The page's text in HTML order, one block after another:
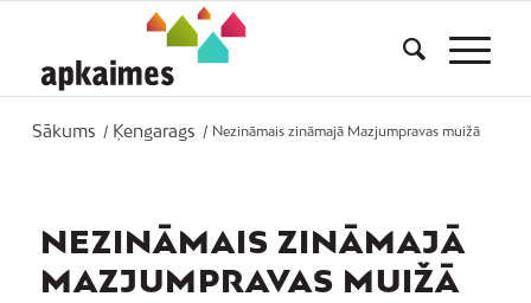
Sākums / Ķengarags / Nezināmais zināmajā Mazjumpravas muižā
NEZINĀMAIS ZINĀMAJĀ
MAZJUMPRAVAS MUIŽĀ